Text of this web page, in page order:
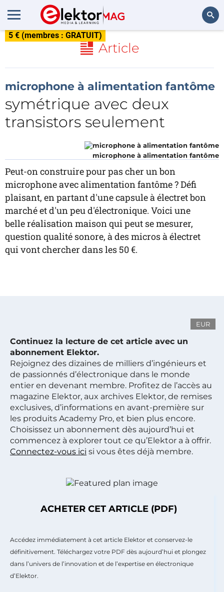
5 € (membres : GRATUIT)
Article
microphone à alimentation fantôme
symétrique avec deux
transistors seulement
microphone à alimentation fantôme
Peut-on construire pour pas cher un bon
microphone avec alimentation fantôme ? Défi
plaisant, en partant d'une capsule à électret bon
marché et d'un peu d'électronique. Voici une
belle réalisation maison qui peut se mesurer,
question qualité sonore, à des micros à électret
qui vont chercher dans les 50 €.
EUR
Continuez la lecture de cet article avec un
abonnement Elektor.
Rejoignez des dizaines de milliers d’ingénieurs et
de passionnés d’électronique dans le monde
entier en devenant membre. Profitez de l’accès au
magazine Elektor, aux archives Elektor, de remises
exclusives, d’informations en avant-première sur
les produits Academy Pro, et bien plus encore.
Choisissez un abonnement dès aujourd’hui et
commencez à explorer tout ce qu’Elektor a à offrir.
Connectez-vous ici si vous êtes déjà membre.
ACHETER CET ARTICLE (PDF)
Accédez immédiatement à cet article Elektor et conservez-le
définitivement. Téléchargez votre PDF dès aujourd’hui et plongez
dans l’univers de l’innovation et de l’expertise en électronique
d’Elektor.